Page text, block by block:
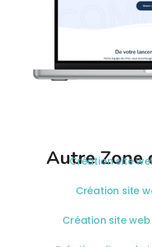
Autre Zone
Création site
Création site
Création site